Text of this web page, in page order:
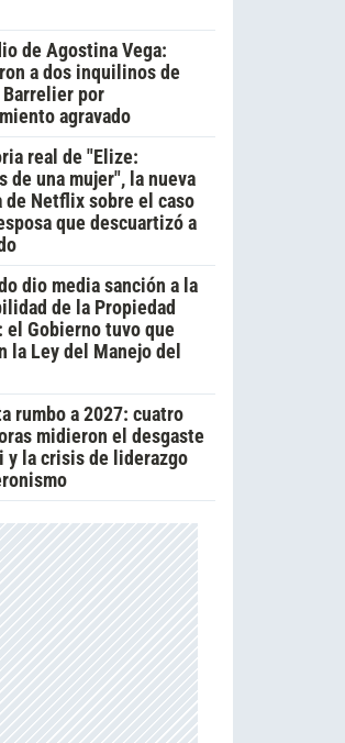
de Agostina Vega:
a dos inquilinos de
por
agravado
real de "Elize:
de una mujer", la nueva
Netflix sobre el caso
que descuartizó a
dio media sanción a la
de la Propiedad
el Gobierno tuvo que
la Ley del Manejo del
rumbo a 2027: cuatro
midieron el desgaste
y la crisis de liderazgo